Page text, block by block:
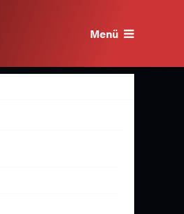
Menü